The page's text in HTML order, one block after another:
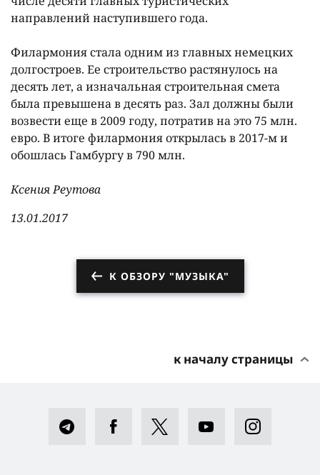
направлений наступившего года.
Филармония стала одним из главных немецких
долгостроев. Ее строительство растянулось на
десять лет, а изначальная строительная смета
была превышена в десять раз. Зал должны были
возвести еще в 2009 году, потратив на это 75 млн.
евро. В итоге филармония открылась в 2017-м и
обошлась Гамбургу в 790 млн.
Ксения Реутова
13.01.2017
К ОБЗОРУ "МУЗЫКА"
к началу страницы